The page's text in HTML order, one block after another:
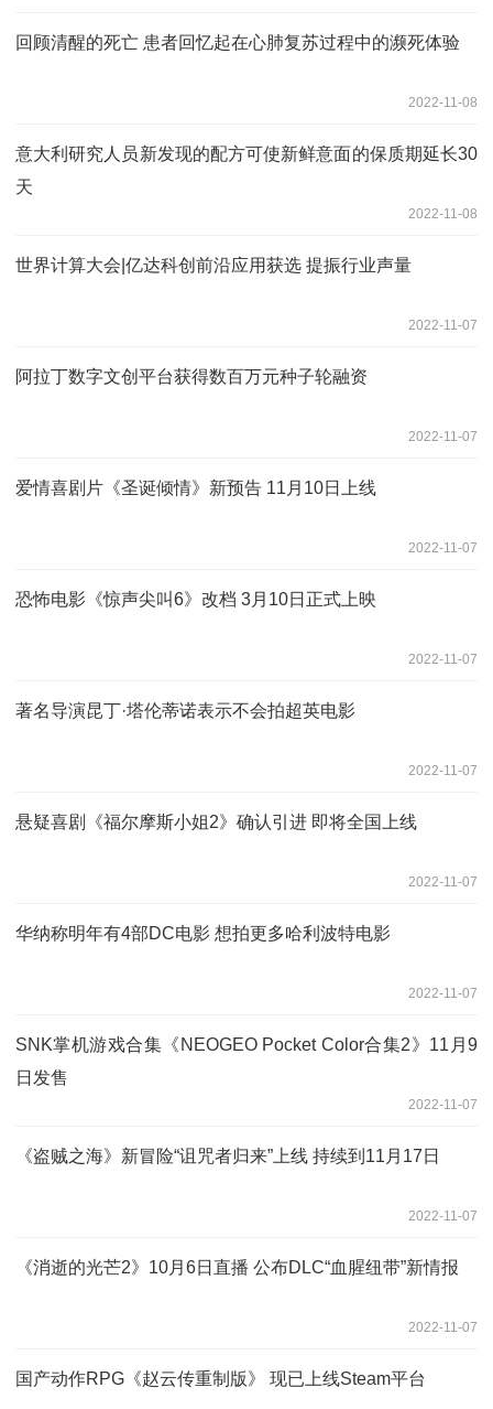
回顾清醒的死亡 患者回忆起在心肺复苏过程中的濒死体验
2022-11-08
意大利研究人员新发现的配方可使新鲜意面的保质期延长30
天
2022-11-08
世界计算大会|亿达科创前沿应用获选 提振行业声量
2022-11-07
阿拉丁数字文创平台获得数百万元种子轮融资
2022-11-07
爱情喜剧片《圣诞倾情》新预告 11月10日上线
2022-11-07
恐怖电影《惊声尖叫6》改档 3月10日正式上映
2022-11-07
著名导演昆丁·塔伦蒂诺表示不会拍超英电影
2022-11-07
悬疑喜剧《福尔摩斯小姐2》确认引进 即将全国上线
2022-11-07
华纳称明年有4部DC电影 想拍更多哈利波特电影
2022-11-07
SNK掌机游戏合集《NEOGEO Pocket Color合集2》11月9
日发售
2022-11-07
《盗贼之海》新冒险“诅咒者归来”上线 持续到11月17日
2022-11-07
《消逝的光芒2》10月6日直播 公布DLC“血腥纽带”新情报
2022-11-07
国产动作RPG《赵云传重制版》 现已上线Steam平台